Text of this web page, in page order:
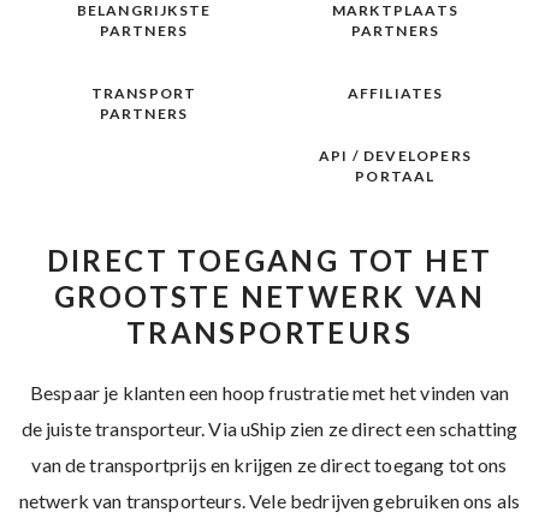
BELANGRIJKSTE
PARTNERS
MARKTPLAATS
PARTNERS
TRANSPORT
PARTNERS
AFFILIATES
API / DEVELOPERS
PORTAAL
DIRECT TOEGANG TOT HET
GROOTSTE NETWERK VAN
TRANSPORTEURS
Bespaar je klanten een hoop frustratie met het vinden van
de juiste transporteur. Via uShip zien ze direct een schatting
van de transportprijs en krijgen ze direct toegang tot ons
netwerk van transporteurs. Vele bedrijven gebruiken ons als